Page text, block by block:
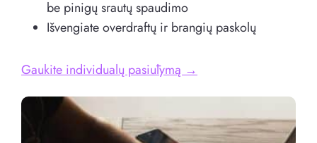
be pinigų srautų spaudimo
Išvengiate overdraftų ir brangių paskolų
Gaukite individualų pasiūlymą →